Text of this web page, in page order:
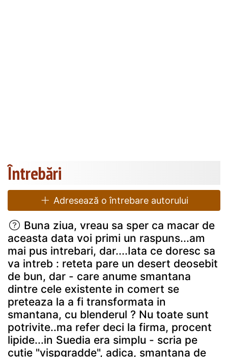
Întrebări
Adresează o întrebare autorului
Buna ziua, vreau sa sper ca macar de
aceasta data voi primi un raspuns...am
mai pus intrebari, dar....Iata ce doresc sa
va intreb : reteta pare un desert deosebit
de bun, dar - care anume smantana
dintre cele existente in comert se
preteaza la a fi transformata in
smantana, cu blenderul ? Nu toate sunt
potrivite..ma refer deci la firma, procent
lipide...in Suedia era simplu - scria pe
cutie "vispgradde", adica, smantana de